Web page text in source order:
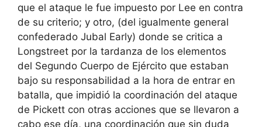
que el ataque le fue impuesto por Lee en contra
de su criterio; y otro, (del igualmente general
confederado Jubal Early) donde se critica a
Longstreet por la tardanza de los elementos
del Segundo Cuerpo de Ejército que estaban
bajo su responsabilidad a la hora de entrar en
batalla, que impidió la coordinación del ataque
de Pickett con otras acciones que se llevaron a
cabo ese día, una coordinación que sin duda